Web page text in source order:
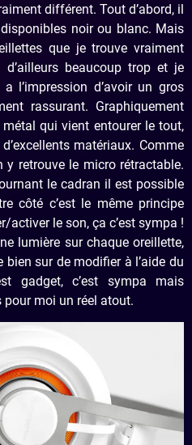
différent. Tout d’abord, il
noir ou blanc. Mais
que je trouve vraiment
beaucoup trop et je
l’impression d’avoir un gros
rassurant. Graphiquement
métal qui vient entourer le tout,
matériaux. Comme
y retrouve le micro rétractable.
le cadran il est possible
côté c’est le même principe
activer le son, ça c’est sympa !
lumière sur chaque oreillette,
bien sur de modifier à l’aide du
gadget, c’est sympa mais
pour moi un réel atout.